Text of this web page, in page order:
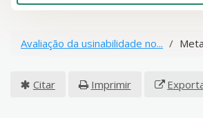
Avaliação da usinabilidade no...
Citar Imprimir